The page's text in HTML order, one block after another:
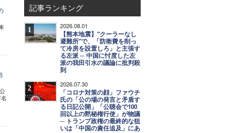
記事ランキング
1 2026.08.01
【熊本地震】"クーラーなし
避難所"で、「防衛費を削っ
て冷房を設置しろ」と主張す
る左派 ─ 中国に忖度した左
派の我田引水の議論に批判殺
到
2 2026.07.30
「コロナ対策の顔」ファウチ
氏の「公の場の発言と矛盾す
る日記公開」「公聴会で100
回以上の黙秘権行使」が物議
─ トランプ政権の最終的な狙
いは「中国の責任追及」にあ